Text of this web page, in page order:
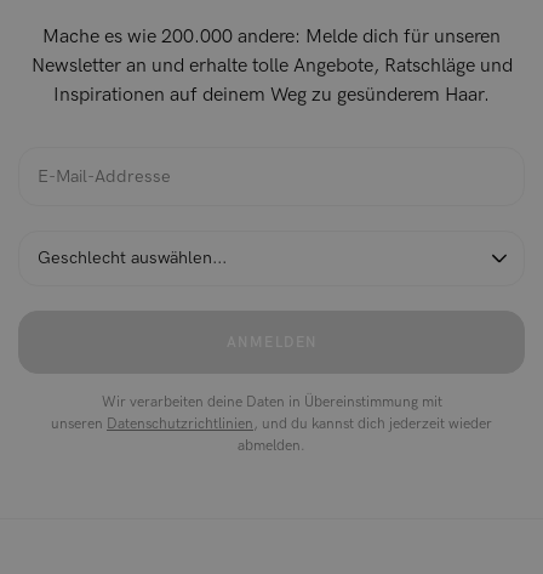
Mache es wie 200.000 andere: Melde dich für unseren
Newsletter an und erhalte tolle Angebote, Ratschläge und
Inspirationen auf deinem Weg zu gesünderem Haar.
Wir verarbeiten deine Daten in Übereinstimmung mit
unseren Datenschutzrichtlinien, und du kannst dich jederzeit wieder
abmelden.